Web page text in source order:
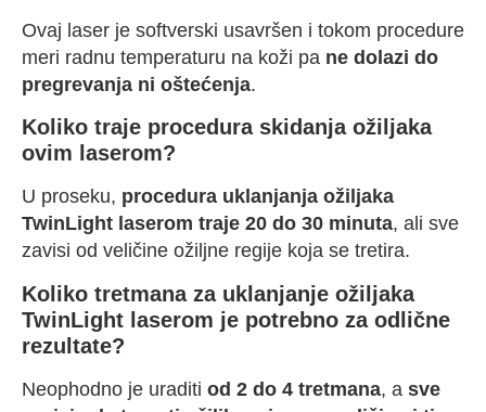
Ovaj laser je softverski usavršen i tokom procedure
meri radnu temperaturu na koži pa ne dolazi do
pregrevanja ni oštećenja.
Koliko traje procedura skidanja ožiljaka
ovim laserom?
U proseku, procedura uklanjanja ožiljaka
TwinLight laserom traje 20 do 30 minuta, ali sve
zavisi od veličine ožiljne regije koja se tretira.
Koliko tretmana za uklanjanje ožiljaka
TwinLight laserom je potrebno za odlične
rezultate?
Neophodno je uraditi od 2 do 4 tretmana, a sve